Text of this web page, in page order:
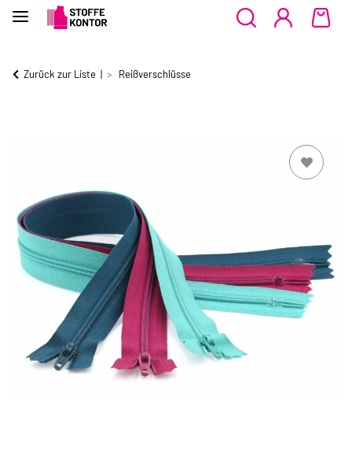
Zurück zur Liste Reißverschlüsse